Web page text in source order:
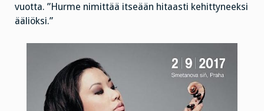
vuotta. ”Hurme nimittää itseään hitaasti kehittyneeksi
ääliöksi.”